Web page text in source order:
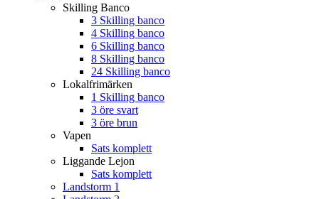
Skilling Banco
3 Skilling banco
4 Skilling banco
6 Skilling banco
8 Skilling banco
24 Skilling banco
Lokalfrimärken
1 Skilling banco
3 öre svart
3 öre brun
Vapen
Sats komplett
Liggande Lejon
Sats komplett
Landstorm 1